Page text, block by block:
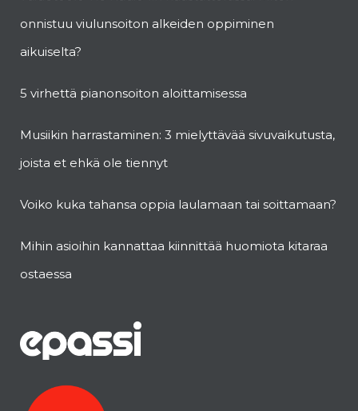
onnistuu viulunsoiton alkeiden oppiminen
aikuiselta?
5 virhettä pianonsoiton aloittamisessa
Musiikin harrastaminen: 3 mielyttävää sivuvaikutusta,
joista et ehkä ole tiennyt
Voiko kuka tahansa oppia laulamaan tai soittamaan?
Mihin asioihin kannattaa kiinnittää huomiota kitaraa
ostaessa